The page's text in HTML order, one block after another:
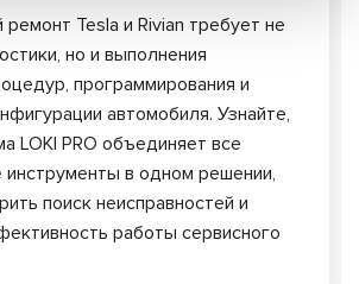
Tesla и Rivian требует не
но и выполнения
программирования и
автомобиля. Узнайте,
LOKI PRO объединяет все
в одном решении,
поиск неисправностей и
работы сервисного